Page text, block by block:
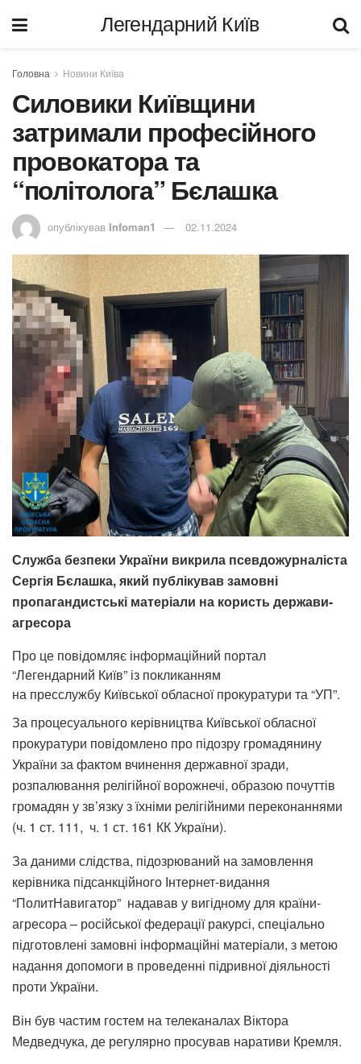
Легендарний Київ
Головна Новини Київа
Силовики Київщини
затримали професійного
провокатора та
“політолога” Бєлашка
опублікував Infoman1 02.11.2024
Служба безпеки України викрила псевдожурналіста
Сергія Бєлашка, який публікував замовні
пропагандистські матеріали на користь держави-
агресора
Про це повідомляє інформаційний портал
“Легендарний Київ” із покликанням
на пресслужбу Київської обласної прокуратури та “УП”.
За процесуального керівництва Київської обласної
прокуратури повідомлено про підозру громадянину
України за фактом вчинення державної зради,
розпалювання релігійної ворожнечі, образою почуттів
громадян у зв’язку з їхніми релігійними переконаннями
(ч. 1 ст. 111, ч. 1 ст. 161 КК України).
За даними слідства, підозрюваний на замовлення
керівника підсанкційного Інтернет-видання
“ПолитНавигатор” надавав у вигідному для країни-
агресора – російської федерації ракурсі, спеціально
підготовлені замовні інформаційні матеріали, з метою
надання допомоги в проведенні підривної діяльності
проти України.
Він був частим гостем на телеканалах Віктора
Медведчука, де регулярно просував наративи Кремля.